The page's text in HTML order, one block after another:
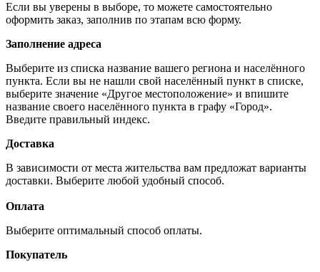
Если вы уверены в выборе, то можете самостоятельно
оформить заказ, заполнив по этапам всю форму.
Заполнение адреса
Выберите из списка название вашего региона и населённого
пункта. Если вы не нашли свой населённый пункт в списке,
выберите значение «Другое местоположение» и впишите
название своего населённого пункта в графу «Город».
Введите правильный индекс.
Доставка
В зависимости от места жительства вам предложат варианты
доставки. Выберите любой удобный способ.
Оплата
Выберите оптимальный способ оплаты.
Покупатель